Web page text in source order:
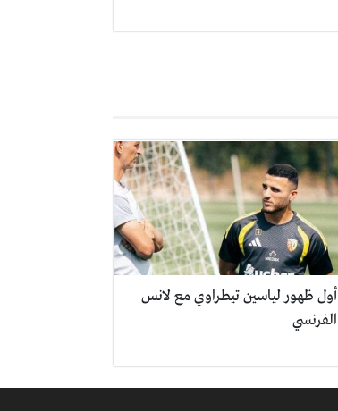
أول ظهور لياسين تيطراوي مع لانس
الفرنسي